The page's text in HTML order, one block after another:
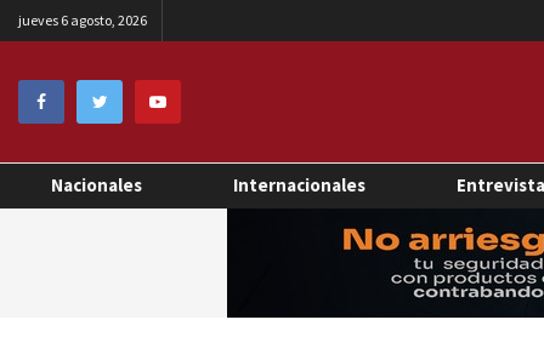
jueves 6 agosto, 2026
Nacionales Internacionales